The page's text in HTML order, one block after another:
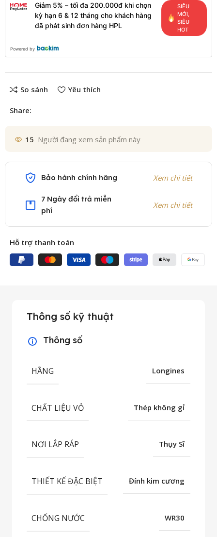
Giảm 5% – tối đa 200.000đ khi chọn
kỳ hạn 6 & 12 tháng cho khách hàng
đã phát sinh đơn hàng HPL
SIÊU
MỚI,
SIÊU
HOT
Powered by
So sánh Yêu thích
Share:
15 Người đang xem sản phẩm này
Bảo hành chính hãng Xem chi tiết
7 Ngày đổi trả miễn
phí
Xem chi tiết
Hỗ trợ thanh toán
Thông số kỹ thuật
Thông số
HÃNG Longines
CHẤT LIỆU VỎ Thép không gỉ
NƠI LẮP RÁP Thụy Sĩ
THIẾT KẾ ĐẶC BIỆT Đính kim cương
CHỐNG NƯỚC WR30